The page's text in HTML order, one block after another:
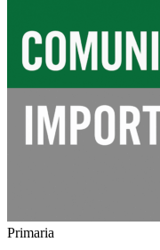
Primaria